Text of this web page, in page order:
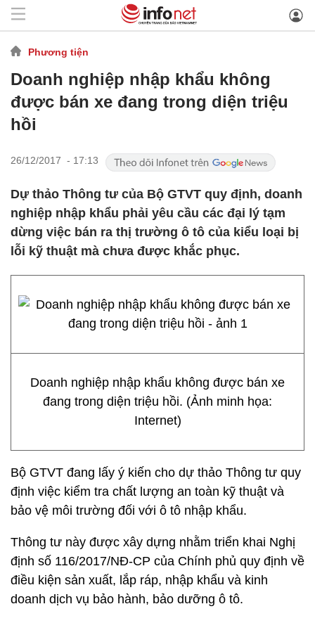
Phương tiện
Doanh nghiệp nhập khẩu không
được bán xe đang trong diện triệu
hồi
26/12/2017 - 17:13
Dự thảo Thông tư của Bộ GTVT quy định, doanh
nghiệp nhập khẩu phải yêu cầu các đại lý tạm
dừng việc bán ra thị trường ô tô của kiểu loại bị
lỗi kỹ thuật mà chưa được khắc phục.
Doanh nghiệp nhập khẩu không được bán xe
đang trong diện triệu hồi. (Ảnh minh họa:
Internet)
Bộ GTVT đang lấy ý kiến cho dự thảo Thông tư quy
định việc kiểm tra chất lượng an toàn kỹ thuật và
bảo vệ môi trường đối với ô tô nhập khẩu.
Thông tư này được xây dựng nhằm triển khai Nghị
định số 116/2017/NĐ-CP của Chính phủ quy định về
điều kiện sản xuất, lắp ráp, nhập khẩu và kinh
doanh dịch vụ bảo hành, bảo dưỡng ô tô.